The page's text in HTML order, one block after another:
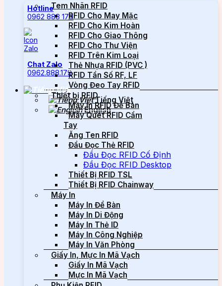
Hotline
0962 888 179
Chat Zalo
0962.888.179
Tiếng Việt
English
Tem Nhãn RFID
RFID Cho May Mặc
RFID Cho Kim Hoàn
RFID Cho Giao Thông
RFID Cho Thư Viện
RFID Trên Kim Loại
Thẻ Nhựa RFID (PVC )
RFID Tần Số RF, LF
Vòng Đeo Tay RFID
Thiết bị RFID
Máy In RFID Để Bàn
Máy Quét RFID Cầm
Tay
Ăng Ten RFID
Đầu Đọc Thẻ RFID
Đầu Đọc RFID Cố Định
Đầu Đọc RFID Desktop
Thiết Bị RFID TSL
Thiết Bị RFID Chainway
Máy In
Máy In Để Bàn
Máy In Di Động
Máy In Thẻ ID
Máy In Công Nghiệp
Máy In Văn Phòng
Giấy In, Mực In Mã Vạch
Giấy In Mã Vạch
Mực In Mã Vạch